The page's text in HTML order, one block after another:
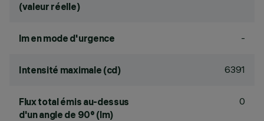
(valeur réelle)
lm en mode d'urgence -
Intensité maximale (cd) 6391
Flux total émis au-dessus
d'un angle de 90° (lm)
0